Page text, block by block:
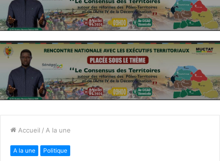
Accueil / A la une
A la une Politique